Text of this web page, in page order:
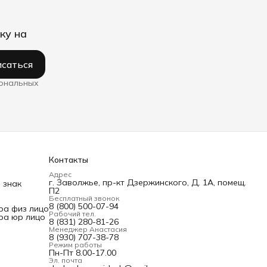
на
знак
физ лицо
юр лицо
Контакты
Адрес
г. Заволжье, пр-кт Дзержинского, Д. 1А, помещ.
П2
Бесплатный звонок
8 (800) 500-07-94
Рабочий тел.
8 (831) 280-81-26
Менеджер Анастасия
8 (930) 707-38-78
Режим работы
Пн-Пт 8.00-17.00
Эл. почта